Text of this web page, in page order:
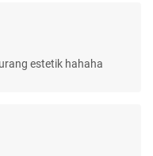
estetik hahaha